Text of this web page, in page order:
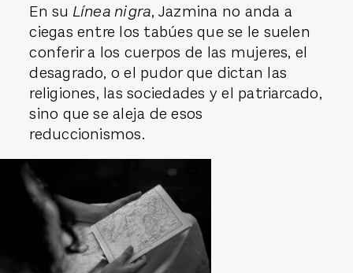
En su Línea nigra, Jazmina no anda a
ciegas entre los tabúes que se le suelen
conferir a los cuerpos de las mujeres, el
desagrado, o el pudor que dictan las
religiones, las sociedades y el patriarcado,
sino que se aleja de esos
reduccionismos.